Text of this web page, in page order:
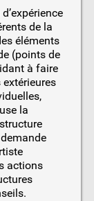
de la
éléments
(points de
à faire
la
actions